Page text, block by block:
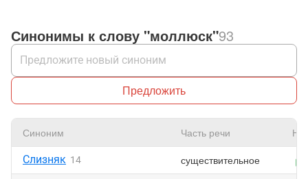
Синонимы к слову "моллюск"93
Предложить
Синоним Часть речи
Слизняк 14 существительное